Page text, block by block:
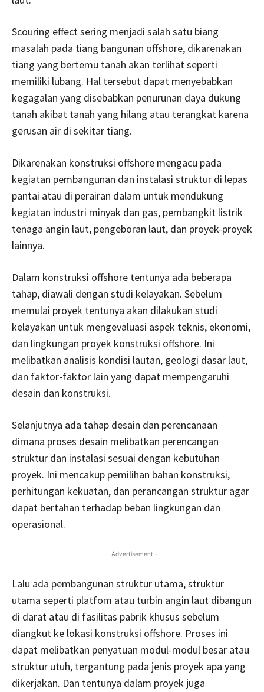
Scouring effect sering menjadi salah satu biang
masalah pada tiang bangunan offshore, dikarenakan
tiang yang bertemu tanah akan terlihat seperti
memiliki lubang. Hal tersebut dapat menyebabkan
kegagalan yang disebabkan penurunan daya dukung
tanah akibat tanah yang hilang atau terangkat karena
gerusan air di sekitar tiang.
Dikarenakan konstruksi offshore mengacu pada
kegiatan pembangunan dan instalasi struktur di lepas
pantai atau di perairan dalam untuk mendukung
kegiatan industri minyak dan gas, pembangkit listrik
tenaga angin laut, pengeboran laut, dan proyek-proyek
lainnya.
Dalam konstruksi offshore tentunya ada beberapa
tahap, diawali dengan studi kelayakan. Sebelum
memulai proyek tentunya akan dilakukan studi
kelayakan untuk mengevaluasi aspek teknis, ekonomi,
dan lingkungan proyek konstruksi offshore. Ini
melibatkan analisis kondisi lautan, geologi dasar laut,
dan faktor-faktor lain yang dapat mempengaruhi
desain dan konstruksi.
Selanjutnya ada tahap desain dan perencanaan
dimana proses desain melibatkan perencangan
struktur dan instalasi sesuai dengan kebutuhan
proyek. Ini mencakup pemilihan bahan konstruksi,
perhitungan kekuatan, dan perancangan struktur agar
dapat bertahan terhadap beban lingkungan dan
operasional.
- Advertisement -
Lalu ada pembangunan struktur utama, struktur
utama seperti platfom atau turbin angin laut dibangun
di darat atau di fasilitas pabrik khusus sebelum
diangkut ke lokasi konstruksi offshore. Proses ini
dapat melibatkan penyatuan modul-modul besar atau
struktur utuh, tergantung pada jenis proyek apa yang
dikerjakan. Dan tentunya dalam proyek juga